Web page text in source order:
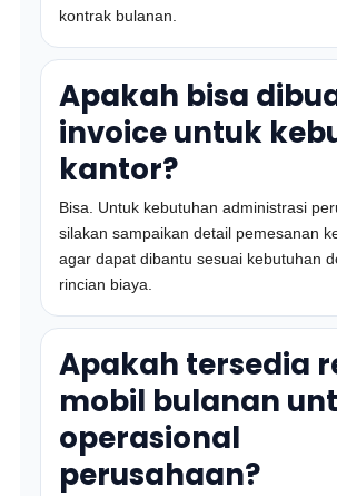
kontrak bulanan.
Apakah bisa
invoice untuk
kantor?
Bisa. Untuk kebutuhan administrasi
silakan sampaikan detail pemesanan
agar dapat dibantu sesuai kebutuhan
rincian biaya.
Apakah tersedia
mobil bulanan
operasional
perusahaan?